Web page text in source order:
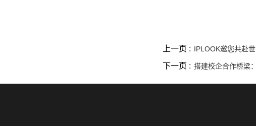
上一页 : IPLOOK邀您共赴
下一页 : 搭建校企合作桥梁